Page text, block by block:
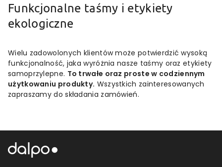
Funkcjonalne taśmy i etykiety
ekologiczne
Wielu zadowolonych klientów może potwierdzić wysoką
funkcjonalność, jaka wyróżnia nasze taśmy oraz etykiety
samoprzylepne. To trwałe oraz proste w codziennym
użytkowaniu produkty. Wszystkich zainteresowanych
zapraszamy do składania zamówień.